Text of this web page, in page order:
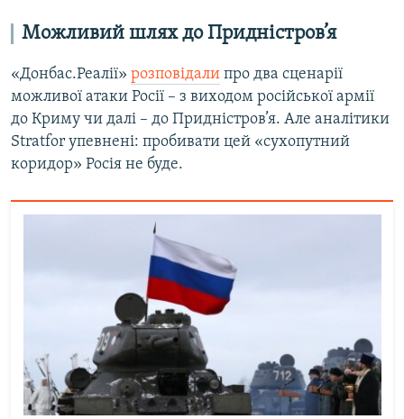
Можливий шлях до Придністров’я
«Донбас.Реалії» розповідали про два сценарії
можливої атаки Росії – з виходом російської армії
до Криму чи далі – до Придністров’я. Але аналітики
Stratfor упевнені: пробивати цей «сухопутний
коридор» Росія не буде.